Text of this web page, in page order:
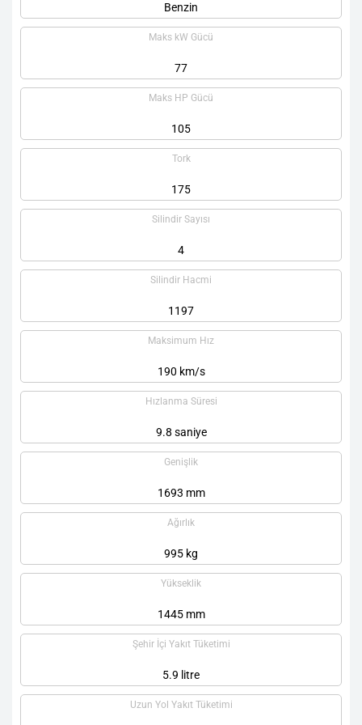
Benzin
Maks kW Gücü
77
Maks HP Gücü
105
Tork
175
Silindir Sayısı
4
Silindir Hacmi
1197
Maksimum Hız
190 km/s
Hızlanma Süresi
9.8 saniye
Genişlik
1693 mm
Ağırlık
995 kg
Yükseklik
1445 mm
Şehir İçi Yakıt Tüketimi
5.9 litre
Uzun Yol Yakıt Tüketimi